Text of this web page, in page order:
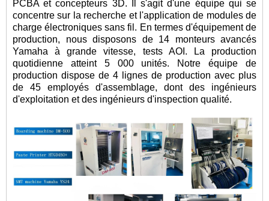
PCBA et concepteurs 3D. Il s'agit d'une équipe qui se
concentre sur la recherche et l'application de modules de
charge électroniques sans fil. En termes d'équipement de
production, nous disposons de 14 monteurs avancés
Yamaha à grande vitesse, tests AOI. La production
quotidienne atteint 5 000 unités. Notre équipe de
production dispose de 4 lignes de production avec plus
de 45 employés d'assemblage, dont des ingénieurs
d'exploitation et des ingénieurs d'inspection qualité.